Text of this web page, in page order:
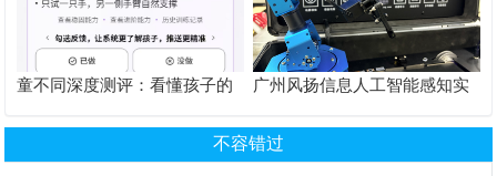
童不同深度测评：看懂孩子的
广州风扬信息人工智能感知实
不容错过